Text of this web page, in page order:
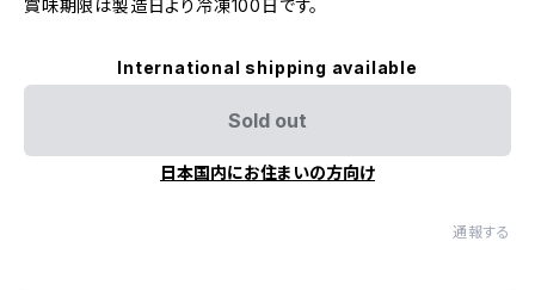
賞味期限は製造日より冷凍100日です。
International shipping available
Sold out
日本国内にお住まいの方向け
通報する